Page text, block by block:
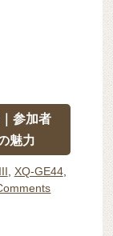
参加者
魅力
XQ-GE44,